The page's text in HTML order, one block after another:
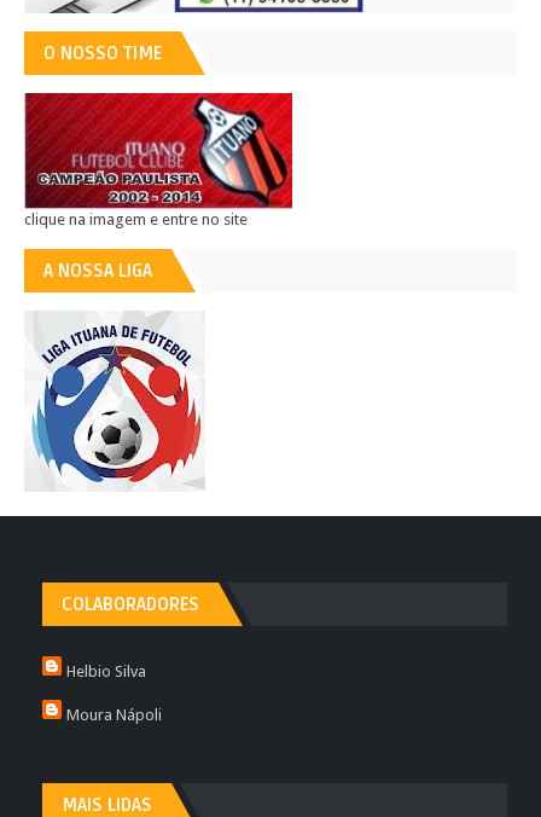
O NOSSO TIME
clique na imagem e entre no site
A NOSSA LIGA
COLABORADORES
Helbio Silva
Moura Nápoli
MAIS LIDAS